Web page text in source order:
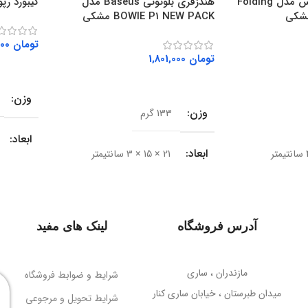
BOWIE P1 NEW PACK مشکی
تومان
وزن 133 گرم
ابعاد 21 × 15 × 3 سانتیمتر
نسخه بلوتوث
برد اتصال
تومان
وزن
ابعاد
تعداد
آدرس فروشگاه
مازندران ، ساری
میدان طبرستان ، خیابان ساری کنار
لینک های مفید
شرایط و ضوابط فروشگاه
شرایط تحویل و مرجوعی